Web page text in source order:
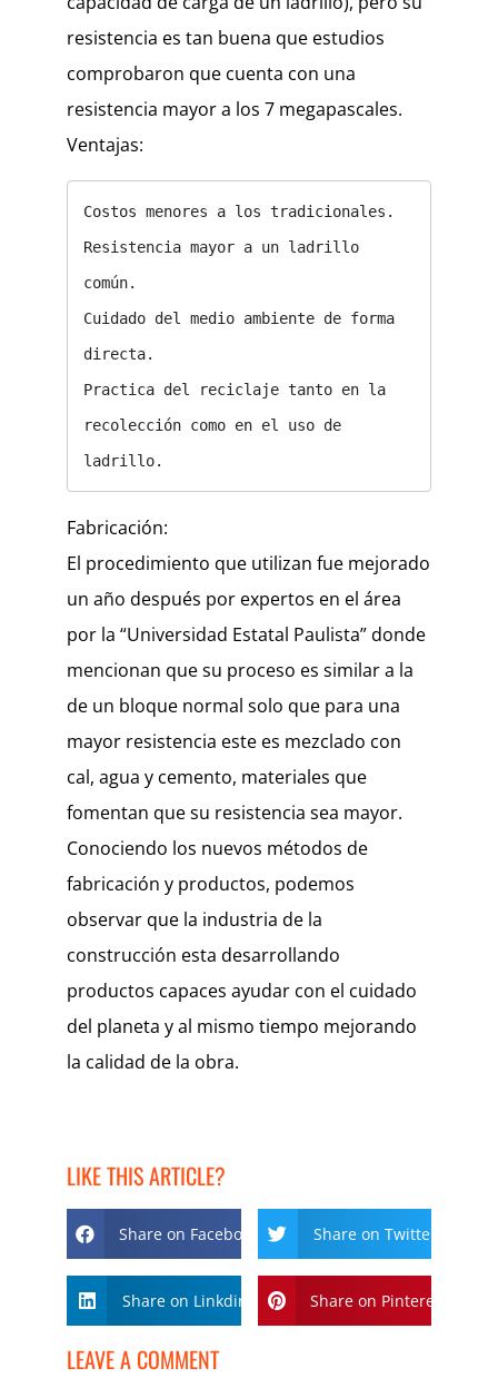
resistencia es tan buena que estudios
comprobaron que cuenta con una
resistencia mayor a los 7 megapascales.
Ventajas:
Costos menores a los tradicionales.
Resistencia mayor a un ladrillo
común.
Cuidado del medio ambiente de forma
directa.
Practica del reciclaje tanto en la
recolección como en el uso de
ladrillo.
Fabricación:
El procedimiento que utilizan fue mejorado
un año después por expertos en el área
por la “Universidad Estatal Paulista” donde
mencionan que su proceso es similar a la
de un bloque normal solo que para una
mayor resistencia este es mezclado con
cal, agua y cemento, materiales que
fomentan que su resistencia sea mayor.
Conociendo los nuevos métodos de
fabricación y productos, podemos
observar que la industria de la
construcción esta desarrollando
productos capaces ayudar con el cuidado
del planeta y al mismo tiempo mejorando
la calidad de la obra.
LIKE THIS ARTICLE?
Share on Facebook Share on Twitter
Share on Linkdin Share on Pinterest
LEAVE A COMMENT